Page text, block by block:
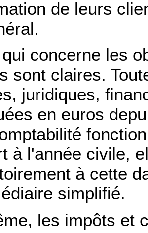
de leurs
concerne les
sont claires.
juridiques,
en euros
à l'année civile,
à cette
simplifié.
les impôts et